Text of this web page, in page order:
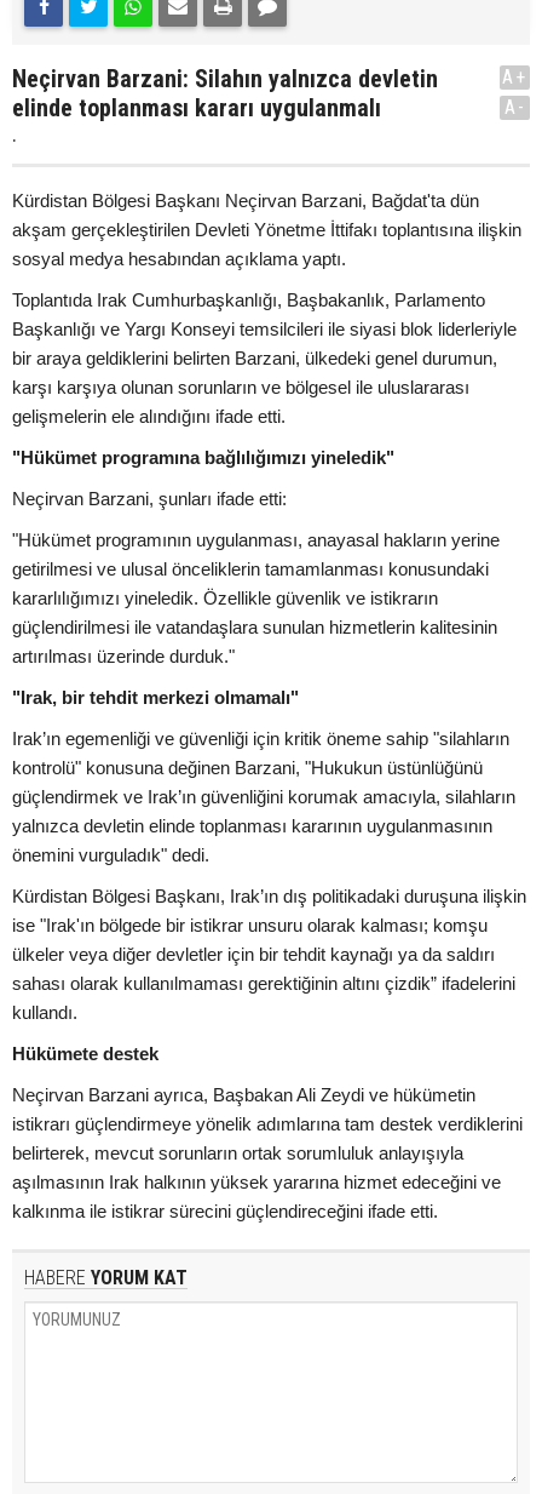
Neçirvan Barzani: Silahın yalnızca devletin
elinde toplanması kararı uygulanmalı
.
A+
A-
Kürdistan Bölgesi Başkanı Neçirvan Barzani, Bağdat'ta dün
akşam gerçekleştirilen Devleti Yönetme İttifakı toplantısına ilişkin
sosyal medya hesabından açıklama yaptı.
Toplantıda Irak Cumhurbaşkanlığı, Başbakanlık, Parlamento
Başkanlığı ve Yargı Konseyi temsilcileri ile siyasi blok liderleriyle
bir araya geldiklerini belirten Barzani, ülkedeki genel durumun,
karşı karşıya olunan sorunların ve bölgesel ile uluslararası
gelişmelerin ele alındığını ifade etti.
"Hükümet programına bağlılığımızı yineledik"
Neçirvan Barzani, şunları ifade etti:
"Hükümet programının uygulanması, anayasal hakların yerine
getirilmesi ve ulusal önceliklerin tamamlanması konusundaki
kararlılığımızı yineledik. Özellikle güvenlik ve istikrarın
güçlendirilmesi ile vatandaşlara sunulan hizmetlerin kalitesinin
artırılması üzerinde durduk."
"Irak, bir tehdit merkezi olmamalı"
Irak’ın egemenliği ve güvenliği için kritik öneme sahip "silahların
kontrolü" konusuna değinen Barzani, "Hukukun üstünlüğünü
güçlendirmek ve Irak’ın güvenliğini korumak amacıyla, silahların
yalnızca devletin elinde toplanması kararının uygulanmasının
önemini vurguladık" dedi.
Kürdistan Bölgesi Başkanı, Irak’ın dış politikadaki duruşuna ilişkin
ise "Irak'ın bölgede bir istikrar unsuru olarak kalması; komşu
ülkeler veya diğer devletler için bir tehdit kaynağı ya da saldırı
sahası olarak kullanılmaması gerektiğinin altını çizdik” ifadelerini
kullandı.
Hükümete destek
Neçirvan Barzani ayrıca, Başbakan Ali Zeydi ve hükümetin
istikrarı güçlendirmeye yönelik adımlarına tam destek verdiklerini
belirterek, mevcut sorunların ortak sorumluluk anlayışıyla
aşılmasının Irak halkının yüksek yararına hizmet edeceğini ve
kalkınma ile istikrar sürecini güçlendireceğini ifade etti.
HABERE YORUM KAT